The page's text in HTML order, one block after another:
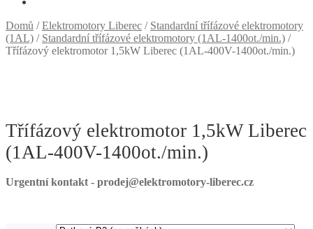
Domů /Elektromotory Liberec / Standardní třífázové elektromotory
(1AL) / Standardní třífázové elektromotory (1AL-1400ot./min.) /
Třífázový elektromotor 1,5kW Liberec (1AL-400V-1400ot./min.)
Třífázový elektromotor 1,5kW Liberec
(1AL-400V-1400ot./min.)
Urgentní kontakt - prodej@elektromotory-liberec.cz